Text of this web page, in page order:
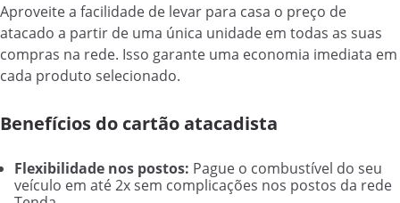
Aproveite a facilidade de levar para casa o preço de
atacado a partir de uma única unidade em todas as suas
compras na rede. Isso garante uma economia imediata em
cada produto selecionado.
Benefícios do cartão atacadista
Flexibilidade nos postos: Pague o combustível do seu
veículo em até 2x sem complicações nos postos da rede